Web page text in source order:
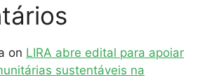
on LIRA abre edital para apoiar
sustentáveis na